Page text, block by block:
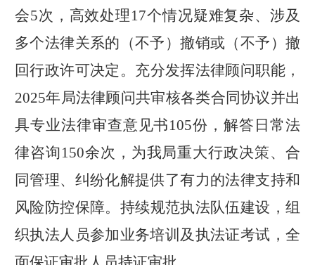
会5次，高效处理 17个情况疑难复杂、涉及
多个法律关系的（不予）撤销或（不予）撤
回行政许可决定。 充分发挥法律顾问职能，
2025年局法律顾问共审核各类合同协议并出
具专业法律审查意见书105份，解答日常法
律咨询150余次，为我局重大行政决策、合
同管理、纠纷化解提供了有力的法律支持和
风险防控保障。 持续规范执法队伍建设，组
织执法人员参加业务培训及执法证考试，全